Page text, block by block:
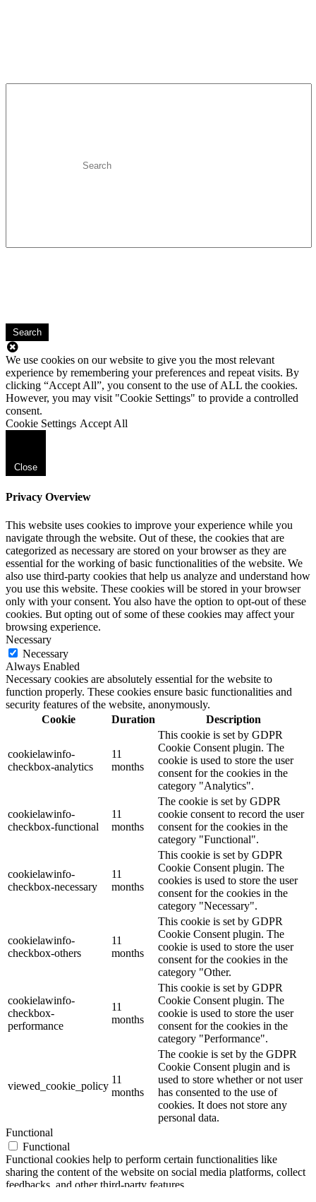
Search
We use cookies on our website to give you the most relevant
experience by remembering your preferences and repeat visits. By
clicking “Accept All”, you consent to the use of ALL the cookies.
However, you may visit "Cookie Settings" to provide a controlled
consent.
Cookie Settings Accept All
Close
Privacy Overview
This website uses cookies to improve your experience while you
navigate through the website. Out of these, the cookies that are
categorized as necessary are stored on your browser as they are
essential for the working of basic functionalities of the website. We
also use third-party cookies that help us analyze and understand how
you use this website. These cookies will be stored in your browser
only with your consent. You also have the option to opt-out of these
cookies. But opting out of some of these cookies may affect your
browsing experience.
Necessary
Necessary
Always Enabled
Necessary cookies are absolutely essential for the website to
function properly. These cookies ensure basic functionalities and
security features of the website, anonymously.
Cookie
Duration Description
cookielawinfo-
checkbox-analytics
11
months
This cookie is set by GDPR
Cookie Consent plugin. The
cookie is used to store the user
consent for the cookies in the
category "Analytics".
cookielawinfo-
checkbox-functional
11
months
The cookie is set by GDPR
cookie consent to record the user
consent for the cookies in the
category "Functional".
cookielawinfo-
checkbox-necessary
11
months
This cookie is set by GDPR
Cookie Consent plugin. The
cookies is used to store the user
consent for the cookies in the
category "Necessary".
cookielawinfo-
checkbox-others
11
months
This cookie is set by GDPR
Cookie Consent plugin. The
cookie is used to store the user
consent for the cookies in the
category "Other.
cookielawinfo-
checkbox-
performance
11
months
This cookie is set by GDPR
Cookie Consent plugin. The
cookie is used to store the user
consent for the cookies in the
category "Performance".
viewed_cookie_policy
11
months
The cookie is set by the GDPR
Cookie Consent plugin and is
used to store whether or not user
has consented to the use of
cookies. It does not store any
personal data.
Functional
Functional
Functional cookies help to perform certain functionalities like
sharing the content of the website on social media platforms, collect
feedbacks, and other third-party features.